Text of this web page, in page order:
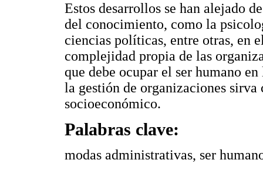
Estos desarrollos se han alejado
del conocimiento, como la
ciencias políticas, entre otras, en
complejidad propia de las
que debe ocupar el ser humano
la gestión de organizaciones
socioeconómico.
Palabras clave:
modas administrativas, ser